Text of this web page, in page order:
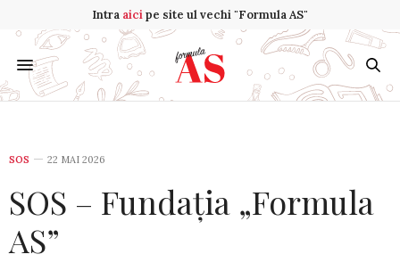
Intra aicipe site ul vechi "Formula AS"
SOS 22 MAI 2026
SOS – Fundația „Formula
AS”